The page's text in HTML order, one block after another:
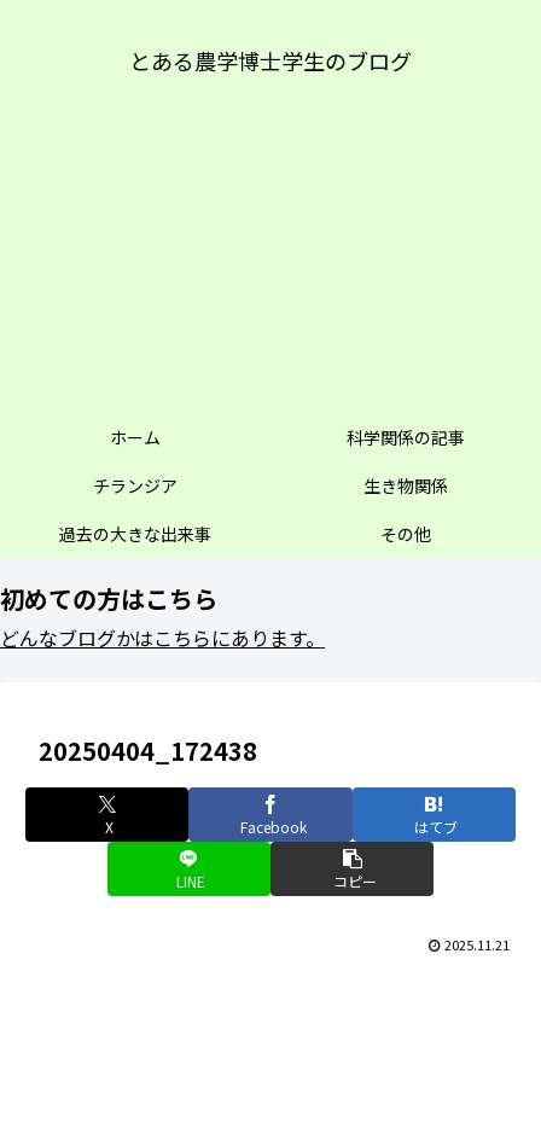
とある農学博士学生のブログ
ホーム
科学関係の記事
チランジア
生き物関係
過去の大きな出来事
その他
初めての方はこちら
どんなブログかはこちらにあります。
20250404_172438
X Facebook はてブ
LINE コピー
2025.11.21